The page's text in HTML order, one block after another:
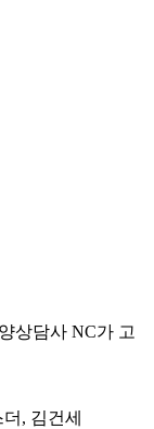
상담사 NC가 고
, 김건세